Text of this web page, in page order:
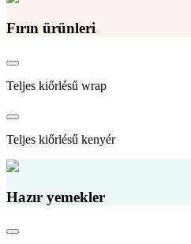
Fırın ürünleri
Teljes kiőrlésű wrap
Teljes kiőrlésű kenyér
Hazır yemekler